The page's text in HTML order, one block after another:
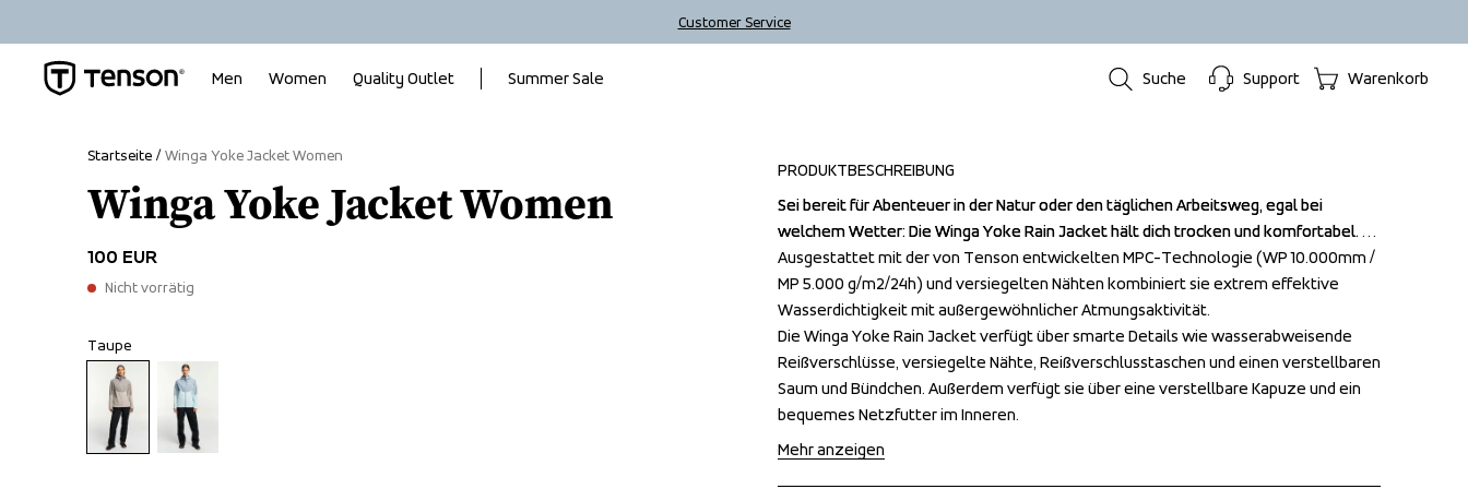
Customer Service
Men Women Quality Outlet Summer Sale Suche Support Warenkorb
Startseite Winga Yoke Jacket Women
Winga Yoke Jacket Women
100 EUR
Nicht vorrätig
Taupe
PRODUKTBESCHREIBUNG
Sei bereit für Abenteuer in der Natur oder den täglichen Arbeitsweg, egal bei
welchem Wetter: Die Winga Yoke Rain Jacket hält dich trocken und komfortabel.
Ausgestattet mit der von Tenson entwickelten MPC-Technologie (WP 10.000mm /
MP 5.000 g/m2/24h) und versiegelten Nähten kombiniert sie extrem effektive
Wasserdichtigkeit mit außergewöhnlicher Atmungsaktivität.
Die Winga Yoke Rain Jacket verfügt über smarte Details wie wasserabweisende
Reißverschlüsse, versiegelte Nähte, Reißverschlusstaschen und einen verstellbaren
Saum und Bündchen. Außerdem verfügt sie über eine verstellbare Kapuze und ein
bequemes Netzfutter im Inneren.
Sei bereit für Abenteuer in der Natur oder den täglichen Arbeitsweg, egal bei
welchem Wetter: Die Winga Yoke Rain Jacket hält dich trocken und komfortabel.
Ausgestattet mit der von Tenson entwickelten MPC-Technologie (WP 10.000mm /
MP 5.000 g/m2/24h) und versiegelten Nähten kombiniert sie extrem effektive
Wasserdichtigkeit mit außergewöhnlicher Atmungsaktivität.
Die Winga Yoke Rain Jacket verfügt über smarte Details wie wasserabweisende
Reißverschlüsse, versiegelte Nähte, Reißverschlusstaschen und einen verstellbaren
Saum und Bündchen. Außerdem verfügt sie über eine verstellbare Kapuze und ein
bequemes Netzfutter im Inneren.
Mehr anzeigen